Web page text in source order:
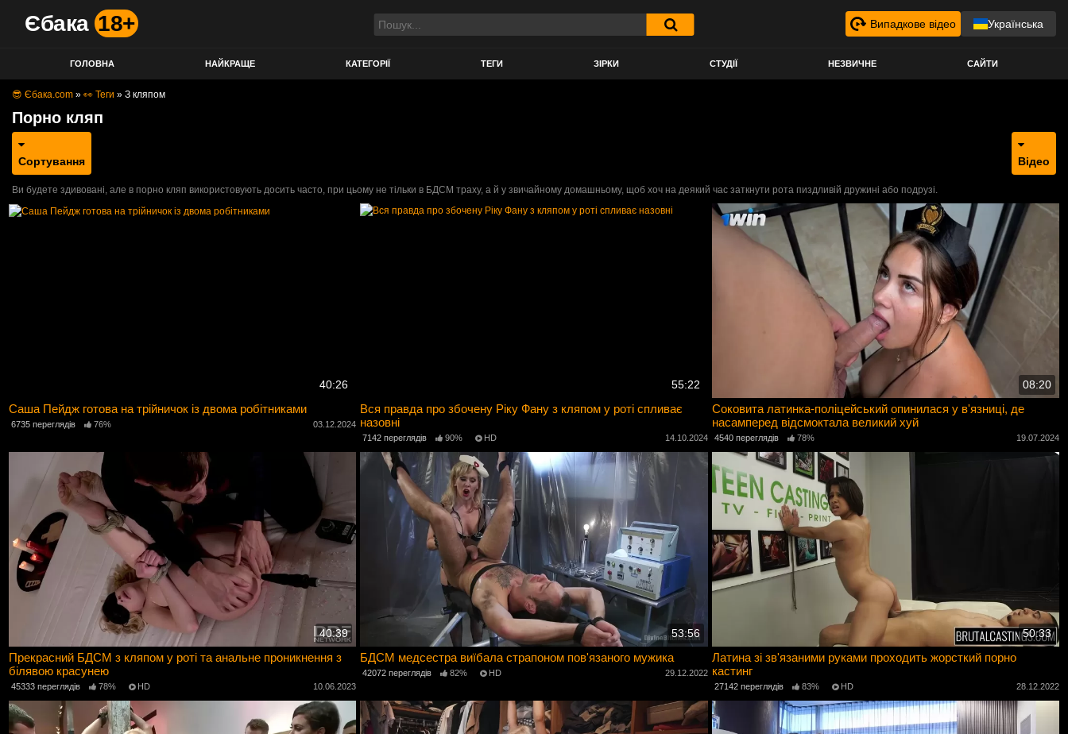
Єбака 18+ Випадкове відео Українська
ГОЛОВНА НАЙКРАЩЕ КАТЕГОРІЇ ТЕГИ ЗІРКИ СТУДІЇ НЕЗВИЧНЕ САЙТИ
😎 Єбака.com » 👀 Теги » З кляпом
Порно кляп
Сортування Відео
Ви будете здивовані, але в порно кляп використовують досить часто, при цьому не тільки в БДСМ траху, а й у звичайному домашньому, щоб хоч на деякий час заткнути рота пиздливій дружині або подрузі.
40:26
Саша Пейдж готова на трійничок із двома робітниками
6735 переглядів 76% 03.12.2024
55:22
Вся правда про збочену Ріку Фану з кляпом у роті спливає
назовні
7142 переглядів 90% HD 14.10.2024
08:20
Соковита латинка-поліцейський опинилася у в'язниці, де
насамперед відсмоктала великий хуй
4540 переглядів 78% 19.07.2024
40:39
Прекрасний БДСМ з кляпом у роті та анальне проникнення з
білявою красунею
45333 переглядів 78% HD 10.06.2023
53:56
БДСМ медсестра виїбала страпоном пов'язаного мужика
42072 переглядів 82% HD 29.12.2022
50:33
Латина зі зв'язаними руками проходить жорсткий порно
кастинг
27142 переглядів 83% HD 28.12.2022